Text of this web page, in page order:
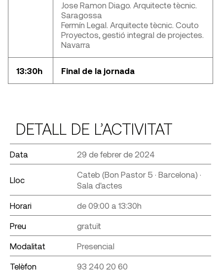
Jose Ramon Diago. Arquitecte tècnic.
Saragossa
Fermín Legal. Arquitecte tècnic. Couto
Proyectos, gestió integral de projectes.
Navarra
13:30h Final de la jornada
DETALL DE L’ACTIVITAT
Data 29 de febrer de 2024
Lloc
Cateb (Bon Pastor 5 · Barcelona) ·
Sala d'actes
Horari de 09:00 a 13:30h
Preu gratuït
Modalitat Presencial
Telèfon 93 240 20 60